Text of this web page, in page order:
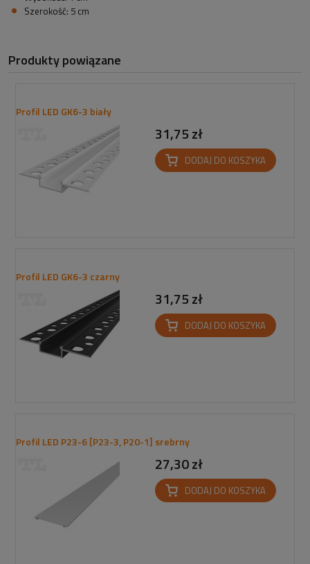
Szerokość: 5 cm
Produkty powiązane
Profil LED GK6-3 biały
31,75 zł
DODAJ DO KOSZYKA
Profil LED GK6-3 czarny
31,75 zł
DODAJ DO KOSZYKA
Profil LED P23-6 [P23-3, P20-1] srebrny
27,30 zł
DODAJ DO KOSZYKA